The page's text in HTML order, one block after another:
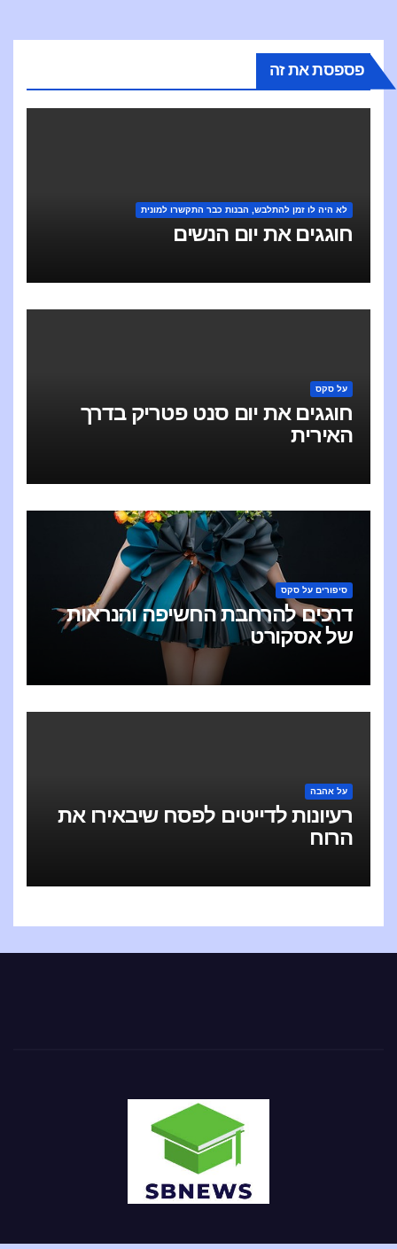
פספסת את זה
לא היה לו זמן להתלבש, הבנות כבר התקשרו למונית
חוגגים את יום הנשים
על סקס
חוגגים את יום סנט פטריק בדרך
האירית
סיפורים על סקס
דרכים להרחבת החשיפה והנראות
של אסקורט
על אהבה
רעיונות לדייטים לפסח שיבאירו את
הרוח